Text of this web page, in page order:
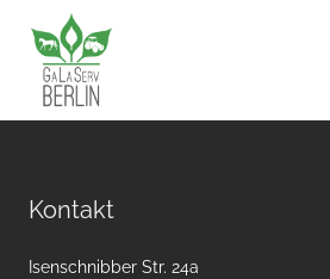
Inhalt
springen
Kontakt
Isenschnibber Str. 24a